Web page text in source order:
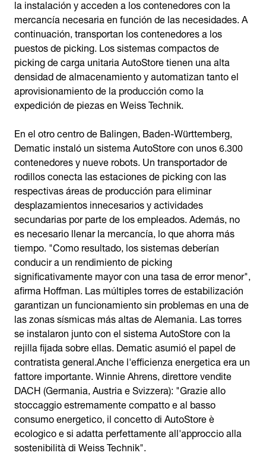
la instalación y acceden a los contenedores con la
mercancía necesaria en función de las necesidades. A
continuación, transportan los contenedores a los
puestos de picking. Los sistemas compactos de
picking de carga unitaria AutoStore tienen una alta
densidad de almacenamiento y automatizan tanto el
aprovisionamiento de la producción como la
expedición de piezas en Weiss Technik.
En el otro centro de Balingen, Baden-Württemberg,
Dematic instaló un sistema AutoStore con unos 6.300
contenedores y nueve robots. Un transportador de
rodillos conecta las estaciones de picking con las
respectivas áreas de producción para eliminar
desplazamientos innecesarios y actividades
secundarias por parte de los empleados. Además, no
es necesario llenar la mercancía, lo que ahorra más
tiempo. "Como resultado, los sistemas deberían
conducir a un rendimiento de picking
significativamente mayor con una tasa de error menor",
afirma Hoffman. Las múltiples torres de estabilización
garantizan un funcionamiento sin problemas en una de
las zonas sísmicas más altas de Alemania. Las torres
se instalaron junto con el sistema AutoStore con la
rejilla fijada sobre ellas. Dematic asumió el papel de
contratista general.Anche l'efficienza energetica era un
fattore importante. Winnie Ahrens, direttore vendite
DACH (Germania, Austria e Svizzera): "Grazie allo
stoccaggio estremamente compatto e al basso
consumo energetico, il concetto di AutoStore è
ecologico e si adatta perfettamente all'approccio alla
sostenibilità di Weiss Technik".